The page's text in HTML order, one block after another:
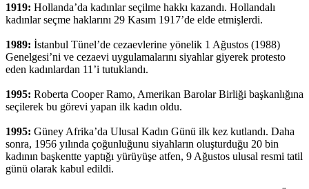
1919: Hollanda’da kadınlar seçilme hakkı kazandı. Hollandalı
kadınlar seçme haklarını 29 Kasım 1917’de elde etmişlerdi.
1989: İstanbul Tünel’de cezaevlerine yönelik 1 Ağustos (1988)
Genelgesi’ni ve cezaevi uygulamalarını siyahlar giyerek protesto
eden kadınlardan 11’i tutuklandı.
1995: Roberta Cooper Ramo, Amerikan Barolar Birliği başkanlığına
seçilerek bu görevi yapan ilk kadın oldu.
1995: Güney Afrika’da Ulusal Kadın Günü ilk kez kutlandı. Daha
sonra, 1956 yılında çoğunluğunu siyahların oluşturduğu 20 bin
kadının başkentte yaptığı yürüyüşe atfen, 9 Ağustos ulusal resmi tatil
günü olarak kabul edildi.